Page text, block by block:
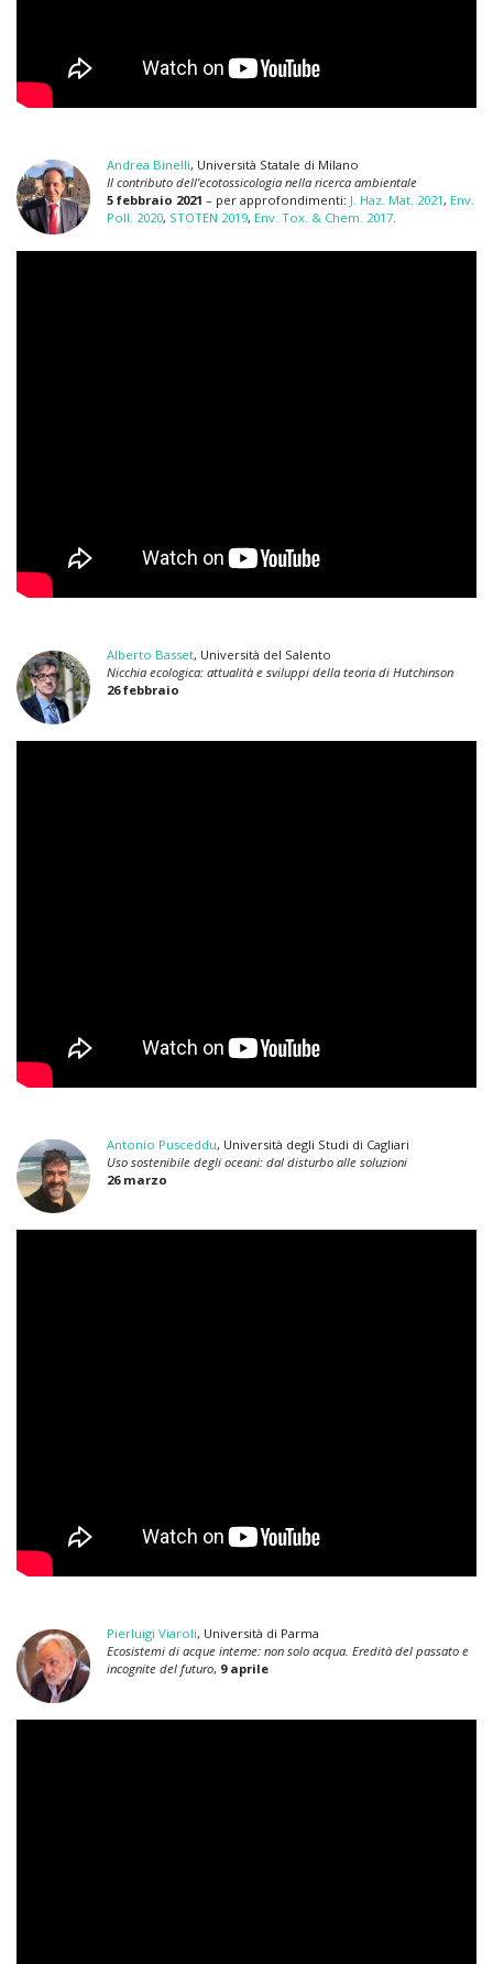
Andrea Binelli, Università Statale di Milano
Il contributo dell’ecotossicologia nella ricerca ambientale
5 febbraio 2021 – per approfondimenti: J. Haz. Mat. 2021 , Env.
Poll. 2020, STOTEN 2019, Env. Tox. & Chem. 2017
Alberto Basset, Università del Salento
Nicchia ecologica: attualità e sviluppi della teoria di Hutchinson
26 febbraio
Antonio Pusceddu, Università degli Studi di Cagliari
Uso sostenibile degli oceani: dal disturbo alle soluzioni
26 marzo
Pierluigi Viaroli, Università di Parma
Ecosistemi di acque interne: non solo acqua. Eredità del passato e
incognite del futuro, 9 aprile